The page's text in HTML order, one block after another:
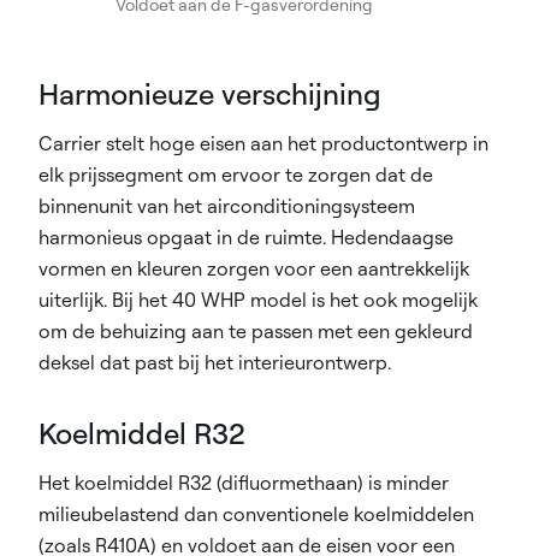
Voldoet aan de F-gasverordening
Harmonieuze verschijning
Carrier stelt hoge eisen aan het productontwerp in
elk prijssegment om ervoor te zorgen dat de
binnenunit van het airconditioningsysteem
harmonieus opgaat in de ruimte. Hedendaagse
vormen en kleuren zorgen voor een aantrekkelijk
uiterlijk. Bij het 40 WHP model is het ook mogelijk
om de behuizing aan te passen met een gekleurd
deksel dat past bij het interieurontwerp.
Koelmiddel R32
Het koelmiddel R32 (difluormethaan) is minder
milieubelastend dan conventionele koelmiddelen
(zoals R410A) en voldoet aan de eisen voor een